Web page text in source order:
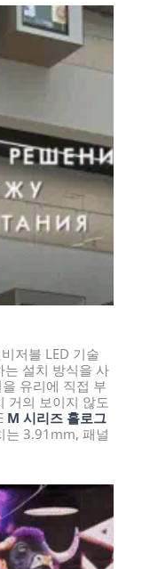
저블 LED 기술
는 설치 방식을 사
유리에 직접 부
거의 보이지 않도
M 시리즈 홀로그
는 3.91mm, 패널